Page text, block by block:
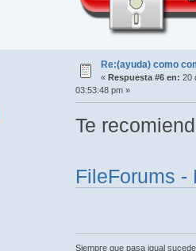
Re:(ayuda) como
« Respuesta #6 en: 20
03:53:48 pm »
Te
FileForums -
Siempre que pasa igual